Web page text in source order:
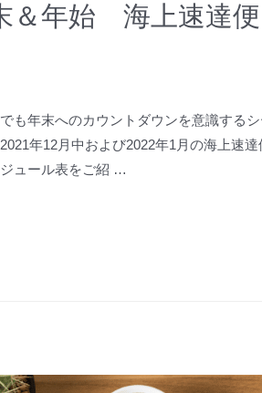
＆年始 海上速達
も年末へのカウントダウンを意識する
年12月中および2022年1月の海上速達
ュール表をご紹 …